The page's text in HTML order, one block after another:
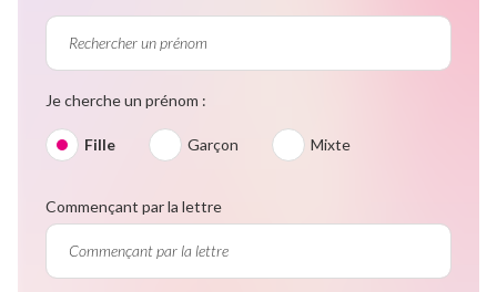
Je cherche un prénom :
Fille Garçon Mixte
Commençant par la lettre